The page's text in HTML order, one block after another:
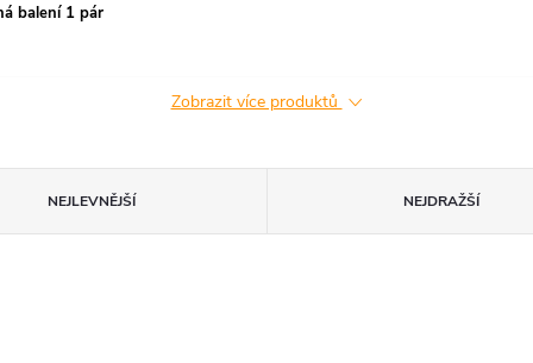
balení 1 pár
Zobrazit více produktů
NEJLEVNĚJŠÍ NEJDRAŽŠÍ